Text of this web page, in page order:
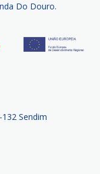
Do Douro.
Sendim